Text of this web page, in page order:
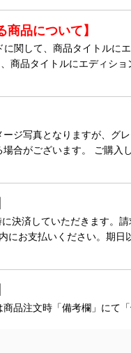
商品について】
関して、商品タイトルに
商品タイトルにエディショ
ジ写真となりますが、グ
合がございます。 ご購入
決済していただきます。
にお支払いください。期
品注文時「備考欄」にて